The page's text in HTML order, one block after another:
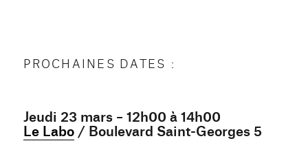
PROCHAINES DATES :
Jeudi 23 mars – 12h00 à 14h00
Le Labo / Boulevard Saint-Georges 5